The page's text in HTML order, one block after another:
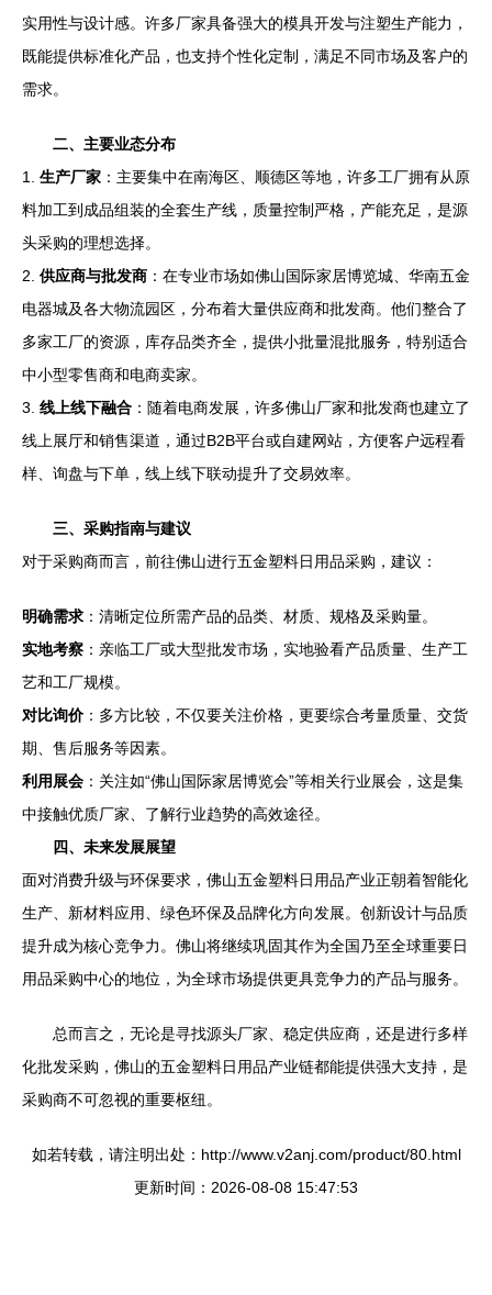
实用性与设计感。许多厂家具备强大的模具开发与注塑生产能力，
既能提供标准化产品，也支持个性化定制，满足不同市场及客户的
需求。
二、主要业态分布
1. 生产厂家 ：主要集中在南海区、顺德区等地，许多工厂拥有从原
料加工到成品组装的全套生产线，质量控制严格，产能充足，是源
头采购的理想选择。
2. 供应商与批发商 ：在专业市场如佛山国际家居博览城、华南五金
电器城及各大物流园区，分布着大量供应商和批发商。他们整合了
多家工厂的资源，库存品类齐全，提供小批量混批服务，特别适合
中小型零售商和电商卖家。
3. 线上线下融合 ：随着电商发展，许多佛山厂家和批发商也建立了
线上展厅和销售渠道，通过B2B平台或自建网站，方便客户远程看
样、询盘与下单，线上线下联动提升了交易效率。
三、采购指南与建议
对于采购商而言，前往佛山进行五金塑料日用品采购，建议：
明确需求 ：清晰定位所需产品的品类、材质、规格及采购量。
实地考察 ：亲临工厂或大型批发市场，实地验看产品质量、生产工
艺和工厂规模。
对比询价：多方比较，不仅要关注价格，更要综合考量质量、交货
期、售后服务等因素。
利用展会 ：关注如“佛山国际家居博览会”等相关行业展会，这是集
中接触优质厂家、了解行业趋势的高效途径。
四、未来发展展望
面对消费升级与环保要求，佛山五金塑料日用品产业正朝着智能化
生产、新材料应用、绿色环保及品牌化方向发展。创新设计与品质
提升成为核心竞争力。佛山将继续巩固其作为全国乃至全球重要日
用品采购中心的地位，为全球市场提供更具竞争力的产品与服务。
总而言之，无论是寻找源头厂家、稳定供应商，还是进行多样
化批发采购，佛山的五金塑料日用品产业链都能提供强大支持，是
采购商不可忽视的重要枢纽。
如若转载，请注明出处：http://www.v2anj.com/product/80.html
更新时间：2026-08-08 15:47:53